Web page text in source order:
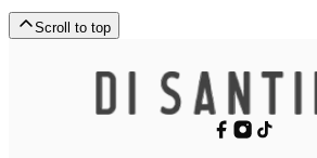
Scroll to top